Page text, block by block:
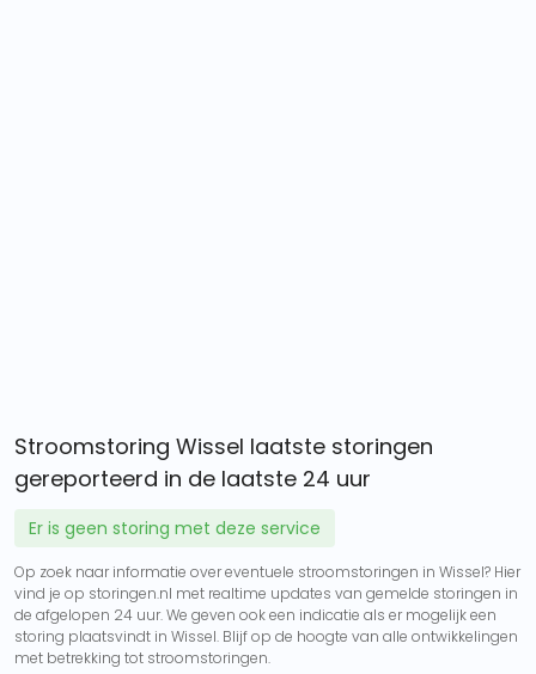
Stroomstoring Wissel laatste storingen
gereporteerd in de laatste 24 uur
Er is geen storing met deze service
Op zoek naar informatie over eventuele stroomstoringen in Wissel? Hier
vind je op storingen.nl met realtime updates van gemelde storingen in
de afgelopen 24 uur. We geven ook een indicatie als er mogelijk een
storing plaatsvindt in Wissel. Blijf op de hoogte van alle ontwikkelingen
met betrekking tot stroomstoringen.